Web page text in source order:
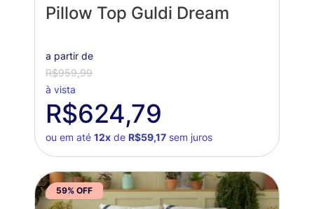
Pillow Top Guldi Dream
a partir de
R$959,99
à vista
R$624,79
ou em até 12xde R$59,17sem juros
59% OFF